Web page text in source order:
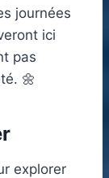
journées
ici
pas
🌼
explorer